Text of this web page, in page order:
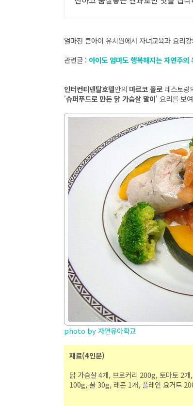
얼마전 큰아이 유치원에서 자녀교육과 요리
관련글 : 아이도 엄마도 행복해지는 자연주의
인터컨티넨탈호텔안의 마르코 폴로 레스토랑
'슈퍼푸드로 만든 닭 가슴살 말이' 요리를 보
photo by 자연유아학교
재료(4인분)
닭 가슴살 4개, 브로커리 200g, 토마토 2
100g, 꿀 30g, 레몬 1개, 플레인 요거트